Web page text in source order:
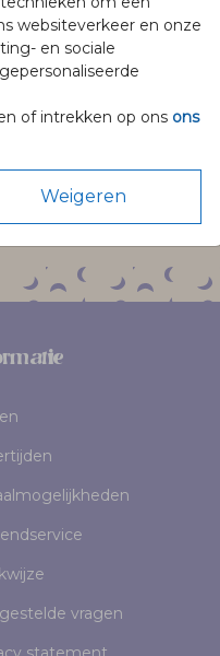
websiteverkeer en onze
en sociale
of intrekken op ons ons
Weigeren
vragen